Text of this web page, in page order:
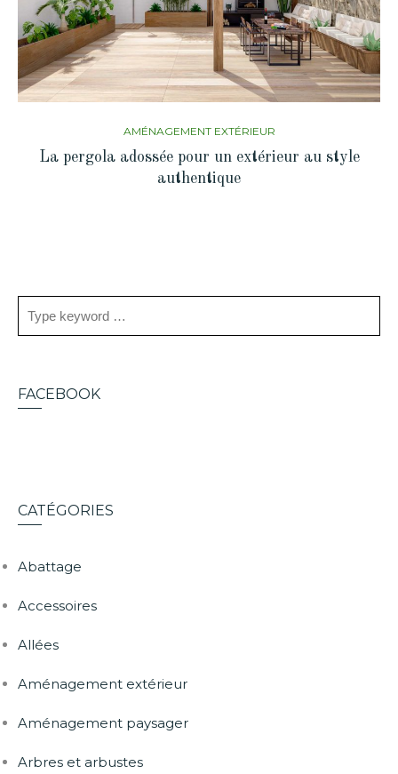
AMÉNAGEMENT EXTÉRIEUR
La pergola adossée pour un extérieur au style
authentique
FACEBOOK
CATÉGORIES
Abattage
Accessoires
Allées
Aménagement extérieur
Aménagement paysager
Arbres et arbustes